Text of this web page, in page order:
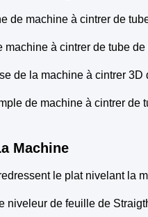
de machine à cintrer de
machine à cintrer de tube
de la machine à cintrer
de machine à cintrer de
Machine
le plat nivelant la
niveleur de feuille de